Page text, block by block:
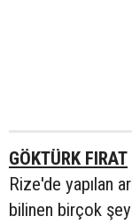
GÖKTÜRK FIRAT
Rize'de yapılan
bilinen birçok